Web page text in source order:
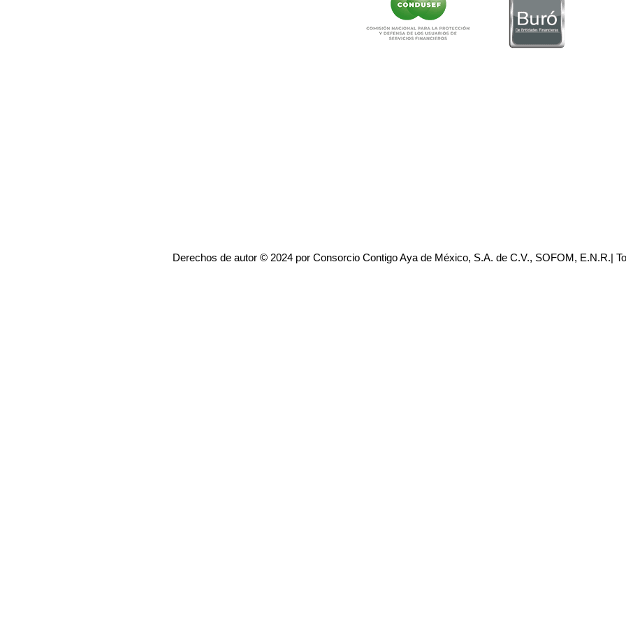
Derechos de autor © 2024 por Consorcio Contigo Aya de México, S.A. de C.V., SOFOM, E.N.R.|